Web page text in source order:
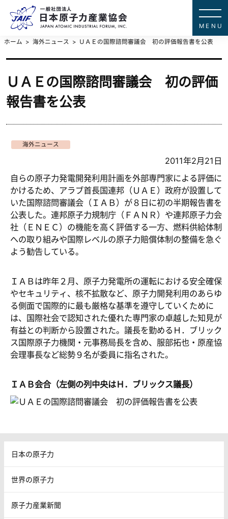
ホーム 海外ニュース ＵＡＥの国際諮問審議会 初の評価報告書を公表
ＵＡＥの国際諮問審議会 初の評価
報告書を公表
海外ニュース
2011年2月21日
自らの原子力発電開発利用計画を外部専門家による評価に
かけるため、アラブ首長国連邦（ＵＡＥ）政府が設置して
いた国際諮問審議会（ＩＡＢ）が８日に初の半期報告書を
公表した。連邦原子力規制庁（ＦＡＮＲ）や連邦原子力会
社（ＥＮＥＣ）の機能を高く評価する一方、燃料供給体制
への取り組みや国際レベルの原子力賠償体制の整備を急ぐ
よう勧告している。
ＩＡＢは昨年２月、原子力発電所の運転における安全確保
やセキュリティ、核不拡散など、原子力開発利用のあらゆ
る側面で国際的に最も厳格な基準を遵守していくために
は、国際社会で認知された優れた専門家の卓越した知見が
有益との判断から設置された。議長を勤めるＨ．ブリック
ス国際原子力機関・元事務局長を含め、服部拓也・原産協
会理事長など総勢９名が委員に指名された。
ＩＡＢ会合（左側の列中央はＨ．ブリックス議長）
日本の原子力
世界の原子力
原子力産業新聞